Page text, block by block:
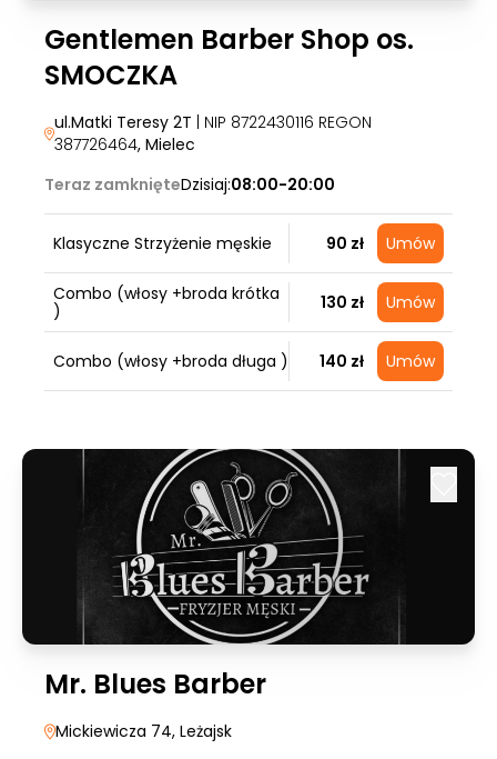
Gentlemen Barber Shop os.
SMOCZKA
ul.Matki Teresy 2T | NIP 8722430116 REGON
387726464, Mielec
Teraz zamknięteDzisiaj:08:00-20:00
Klasyczne Strzyżenie męskie 90 zł Umów
Combo (włosy +broda krótka
)
130 zł Umów
Combo (włosy +broda długa ) 140 zł Umów
Mr. Blues Barber
Mickiewicza 74, Leżajsk